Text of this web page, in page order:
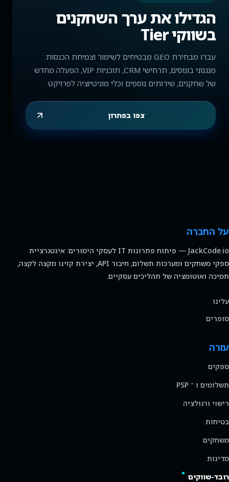
הגדילו את ערך השחקנים
בשווקי Tier
עברו מבחירת GEO מבטיחים לשימור וצמיחת הכנסות:
מנגנוני בונוסים, תרחישי CRM, תוכניות VIP, הפעלה מחדש
של שחקנים, שירותים נוספים וכלי מוניטיזציה לפרויקט.
צפו בפתרון
על החברה
JackCode.io — פיתוח פתרונות IT לעסקי הימורים: אינטגרציית
ספקי משחקים ומערכות תשלום, חיבור API, יצירת קזינו מקצה לקצה,
תמיכה ואוטומציה של תהליכים עסקיים.
עלינו
סופרים
עזרה
ספקים
תשלומים ו ־ PSP
רישוי ורגולציה
בטיחות
משחקים
מדינות
רובד-שווקים